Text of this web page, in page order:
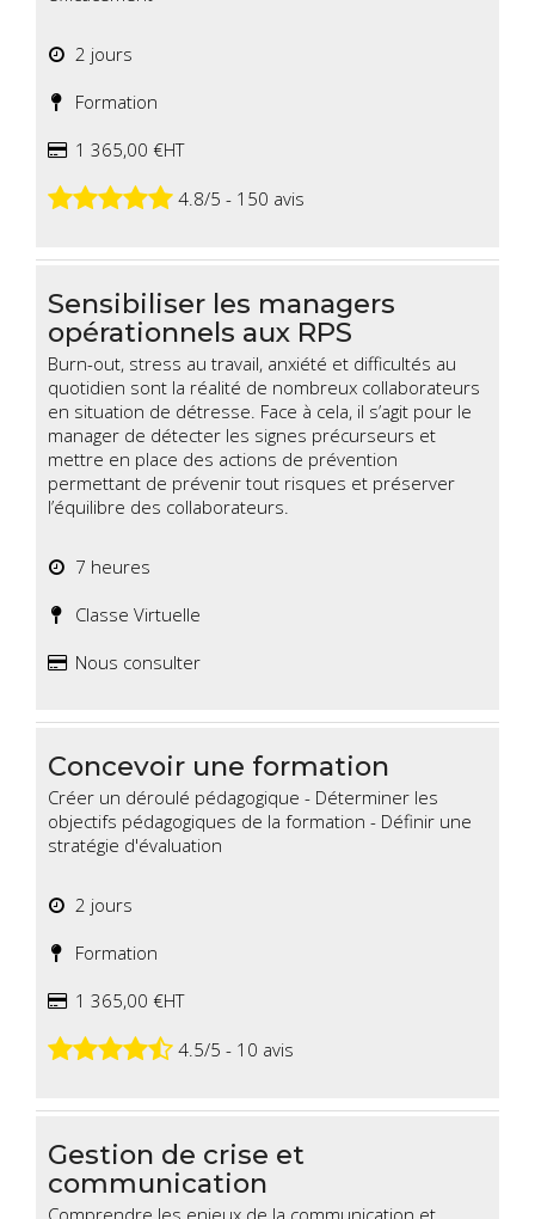
2 jours
Formation
1 365,00 €HT
4.8/5 - 150 avis
Sensibiliser les managers
opérationnels aux RPS
Burn-out, stress au travail, anxiété et difficultés au
quotidien sont la réalité de nombreux collaborateurs
en situation de détresse. Face à cela, il s’agit pour le
manager de détecter les signes précurseurs et
mettre en place des actions de prévention
permettant de prévenir tout risques et préserver
l’équilibre des collaborateurs.
7 heures
Classe Virtuelle
Nous consulter
Concevoir une formation
Créer un déroulé pédagogique - Déterminer les
objectifs pédagogiques de la formation - Définir une
stratégie d'évaluation
2 jours
Formation
1 365,00 €HT
4.5/5 - 10 avis
Gestion de crise et
communication